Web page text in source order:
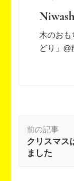
木のおも
どり」
稿
ナ
ビ
前の記事
クリスマス
ました